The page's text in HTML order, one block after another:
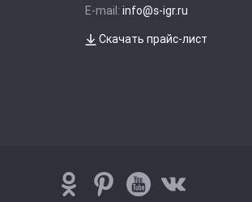
E-mail: info@s-igr.ru
Скачать прайс-лист